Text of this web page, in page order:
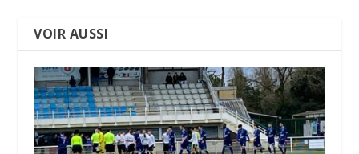
VOIR AUSSI